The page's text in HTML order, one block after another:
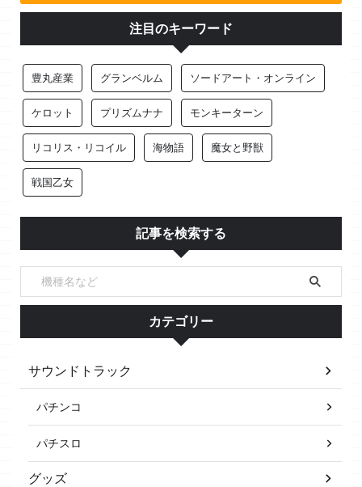
注目のキーワード
豊丸産業 グランベルム ソードアート・オンライン
ケロット プリズムナナ モンキーターン
リコリス・リコイル 海物語 魔女と野獣
戦国乙女
記事を検索する
カテゴリー
サウンドトラック
パチンコ
パチスロ
グッズ